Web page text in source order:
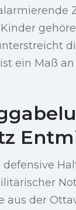
ein Maß
aus der